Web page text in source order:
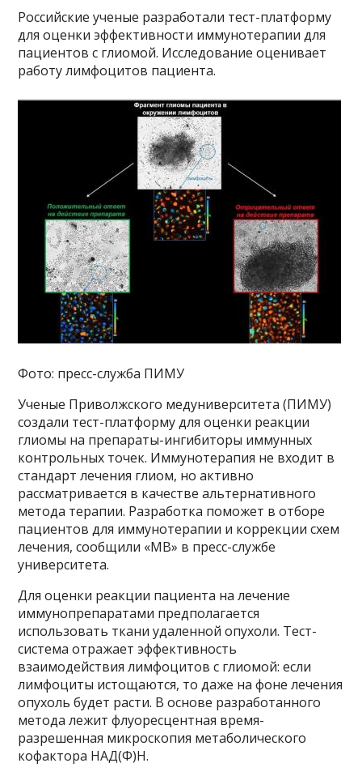
Российские ученые разработали тест-платформу
для оценки эффективности иммунотерапии для
пациентов с глиомой. Исследование оценивает
работу лимфоцитов пациента.
Фото: пресс-служба ПИМУ
Ученые Приволжского медуниверситета (ПИМУ)
создали тест-платформу для оценки реакции
глиомы на препараты-ингибиторы иммунных
контрольных точек. Иммунотерапия не входит в
стандарт лечения глиом, но активно
рассматривается в качестве альтернативного
метода терапии. Разработка поможет в отборе
пациентов для иммунотерапии и коррекции схем
лечения, сообщили «МВ» в пресс-службе
университета.
Для оценки реакции пациента на лечение
иммунопрепаратами предполагается
использовать ткани удаленной опухоли. Тест-
система отражает эффективность
взаимодействия лимфоцитов с глиомой: если
лимфоциты истощаются, то даже на фоне лечения
опухоль будет расти. В основе разработанного
метода лежит флуоресцентная время-
разрешенная микроскопия метаболического
кофактора НАД(Ф)Н.